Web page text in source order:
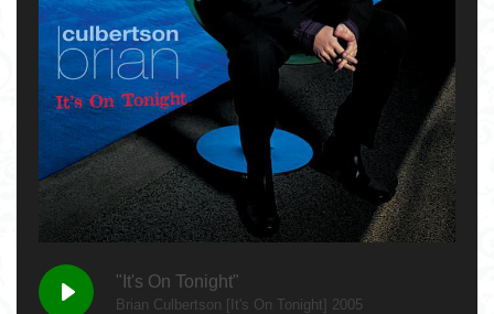
"It's On Tonight"
Brian Culbertson [It's On Tonight] 2005